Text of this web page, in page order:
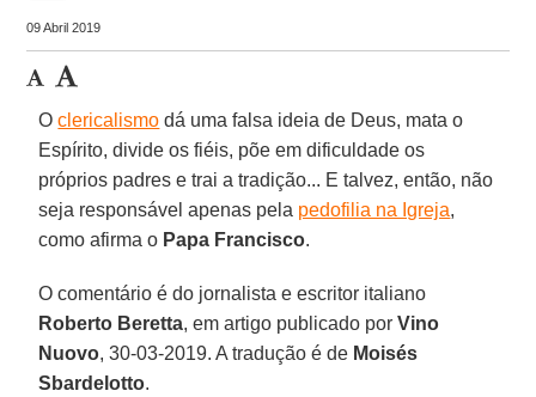
09 Abril 2019
Oclericalismo dá uma falsa ideia de Deus, mata o
Espírito, divide os fiéis, põe em dificuldade os
próprios padres e trai a tradição... E talvez, então, não
seja responsável apenas pela pedofilia na Igreja,
como afirma o Papa Francisco.
O comentário é do jornalista e escritor italiano
Roberto Beretta, em artigo publicado porVino
Nuovo, 30-03-2019. A tradução é de Moisés
Sbardelotto.